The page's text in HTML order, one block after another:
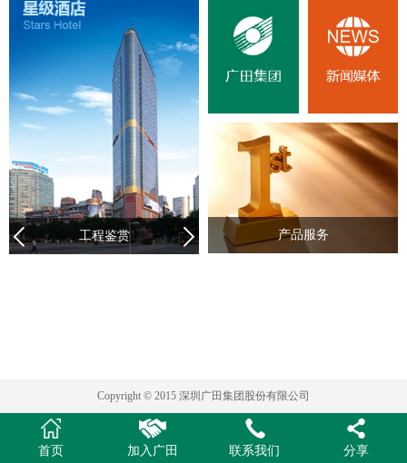
工程鉴赏 产品服务
Copyright © 2015 深圳广田集团股份有限公司
首页 加入广田 联系我们 分享